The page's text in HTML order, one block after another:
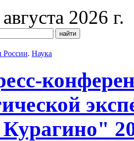
2026 г.
России. Наука